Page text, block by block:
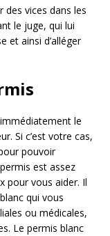
des vices dans les
le juge, qui lui
et ainsi d’alléger
le
Si c’est votre cas,
pouvoir
est assez
pour vous aider. Il
qui vous
ou médicales,
Le permis blanc